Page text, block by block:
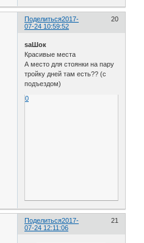
Поделиться 20
2017-
07-24 10:59:52
saШок
Красивые места
А место для стоянки на пару
тройку дней там есть?? (с
подъездом)
0
Поделиться 21
2017-
07-24 12:11:06